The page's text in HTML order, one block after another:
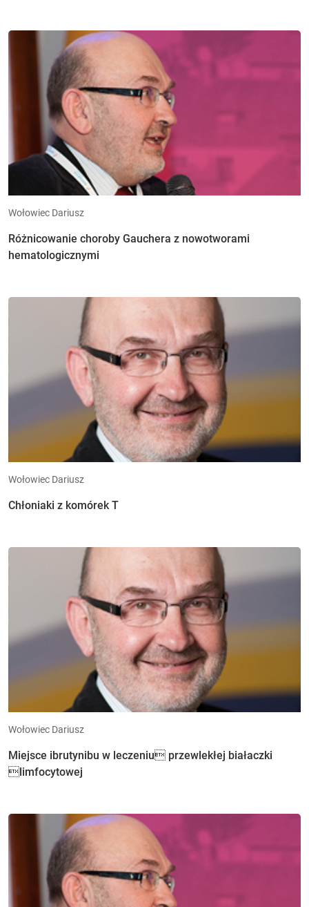
Wołowiec Dariusz
Różnicowanie choroby Gauchera z nowotworami
hematologicznymi
Wołowiec Dariusz
Chłoniaki z komórek T
Wołowiec Dariusz
Miejsce ibrutynibu w leczeniu przewlekłej białaczki
limfocytowej